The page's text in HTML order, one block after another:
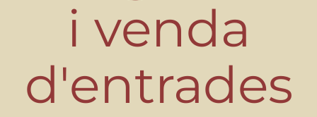
i venda
d'entrades